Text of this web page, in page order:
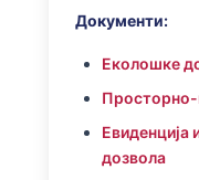
Документи:
Еколошке
Просторно-
Евиденција
дозвола